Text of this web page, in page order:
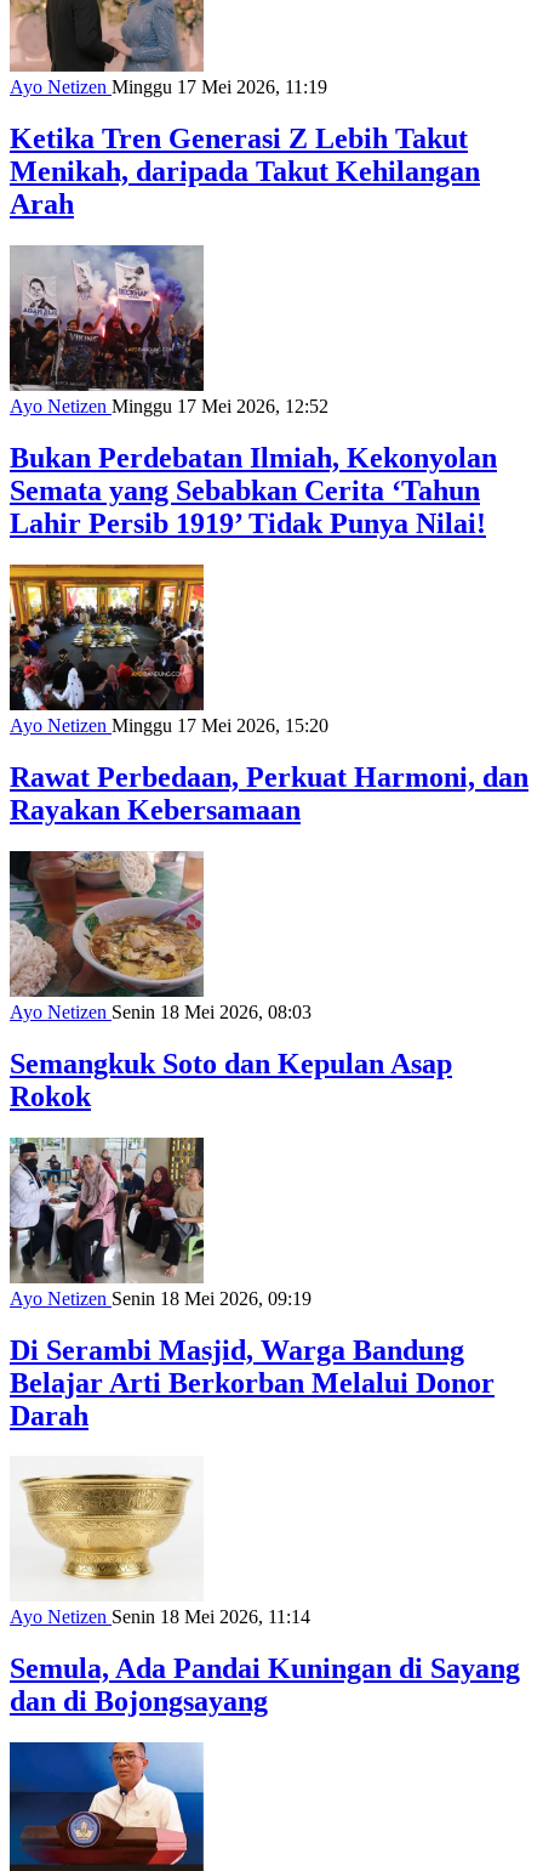
Ayo Netizen Minggu 17 Mei 2026, 11:19
Ketika Tren Generasi Z Lebih Takut
Menikah, daripada Takut Kehilangan
Arah
Ayo Netizen Minggu 17 Mei 2026, 12:52
Bukan Perdebatan Ilmiah, Kekonyolan
Semata yang Sebabkan Cerita ‘Tahun
Lahir Persib 1919’ Tidak Punya Nilai!
Ayo Netizen Minggu 17 Mei 2026, 15:20
Rawat Perbedaan, Perkuat Harmoni, dan
Rayakan Kebersamaan
Ayo Netizen Senin 18 Mei 2026, 08:03
Semangkuk Soto dan Kepulan Asap
Rokok
Ayo Netizen Senin 18 Mei 2026, 09:19
Di Serambi Masjid, Warga Bandung
Belajar Arti Berkorban Melalui Donor
Darah
Ayo Netizen Senin 18 Mei 2026, 11:14
Semula, Ada Pandai Kuningan di Sayang
dan di Bojongsayang